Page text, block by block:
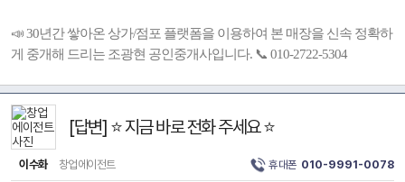
📣 30년간 쌓아온 상가/점포 플랫폼을 이용하여 본 매장을 신속 정확하
게 중개해 드리는 조광현 공인중개사입니다. 📞 010-2722-5304
[답변] ⭐ 지금 바로 전화 주세요 ⭐
이수화 창업에이전트 휴대폰 010-9991-0078